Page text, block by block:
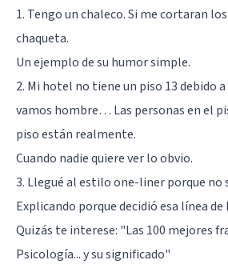
1. Tengo un chaleco. Si me cortaran
chaqueta.
Un ejemplo de su humor simple.
2. Mi hotel no tiene un piso 13 debido
vamos hombre… Las personas en el
piso están realmente.
Cuando nadie quiere ver lo obvio.
3. Llegué al estilo one-liner porque no
Explicando porque decidió esa línea de
Quizás te interese: "Las 100 mejores
Psicología... y su significado"